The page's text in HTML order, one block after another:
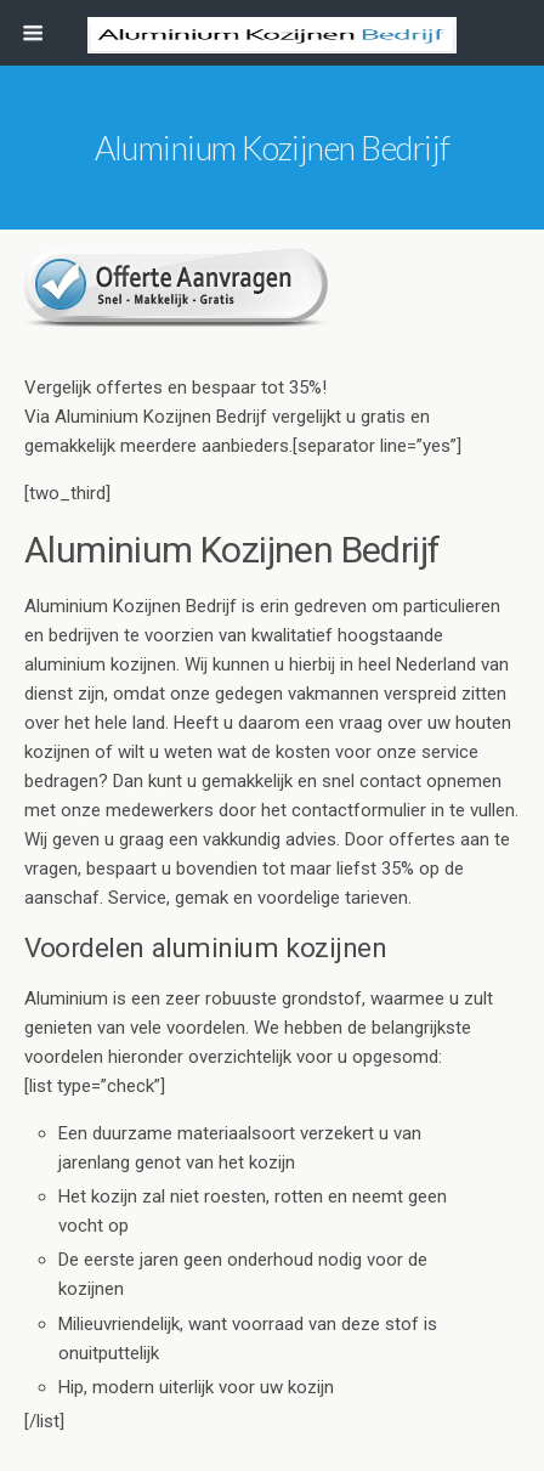
Aluminium Kozijnen Bedrijf
Vergelijk offertes en bespaar tot 35%!
Via Aluminium Kozijnen Bedrijf vergelijkt u gratis en
gemakkelijk meerdere aanbieders.[separator line=”yes”]
[two_third]
Aluminium Kozijnen Bedrijf
Aluminium Kozijnen Bedrijf is erin gedreven om particulieren
en bedrijven te voorzien van kwalitatief hoogstaande
aluminium kozijnen. Wij kunnen u hierbij in heel Nederland van
dienst zijn, omdat onze gedegen vakmannen verspreid zitten
over het hele land. Heeft u daarom een vraag over uw houten
kozijnen of wilt u weten wat de kosten voor onze service
bedragen? Dan kunt u gemakkelijk en snel contact opnemen
met onze medewerkers door het contactformulier in te vullen.
Wij geven u graag een vakkundig advies. Door offertes aan te
vragen, bespaart u bovendien tot maar liefst 35% op de
aanschaf. Service, gemak en voordelige tarieven.
Voordelen aluminium kozijnen
Aluminium is een zeer robuuste grondstof, waarmee u zult
genieten van vele voordelen. We hebben de belangrijkste
voordelen hieronder overzichtelijk voor u opgesomd:
[list type=”check”]
Een duurzame materiaalsoort verzekert u van
jarenlang genot van het kozijn
Het kozijn zal niet roesten, rotten en neemt geen
vocht op
De eerste jaren geen onderhoud nodig voor de
kozijnen
Milieuvriendelijk, want voorraad van deze stof is
onuitputtelijk
Hip, modern uiterlijk voor uw kozijn
[/list]